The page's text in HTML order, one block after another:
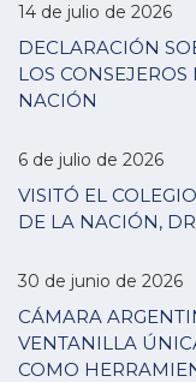
14 de julio de 2026
DECLARACIÓN
LOS
NACIÓN
6 de julio de 2026
VISITÓ EL
DE LA NACIÓN,
30 de junio de 2026
CÁMARA
VENTANILLA
COMO